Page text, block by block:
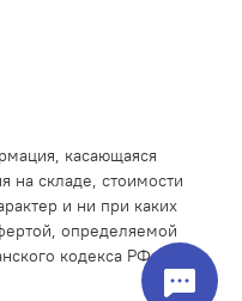
касающаяся
на складе, стоимости
и ни при каких
определяемой
кодекса РФ.